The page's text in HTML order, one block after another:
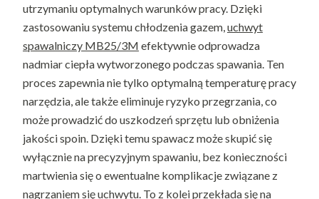
utrzymaniu optymalnych warunków pracy. Dzięki
zastosowaniu systemu chłodzenia gazem, uchwyt
spawalniczy MB25/3M efektywnie odprowadza
nadmiar ciepła wytworzonego podczas spawania. Ten
proces zapewnia nie tylko optymalną temperaturę pracy
narzędzia, ale także eliminuje ryzyko przegrzania, co
może prowadzić do uszkodzeń sprzętu lub obniżenia
jakości spoin. Dzięki temu spawacz może skupić się
wyłącznie na precyzyjnym spawaniu, bez konieczności
martwienia się o ewentualne komplikacje związane z
nagrzaniem się uchwytu. To z kolei przekłada się na